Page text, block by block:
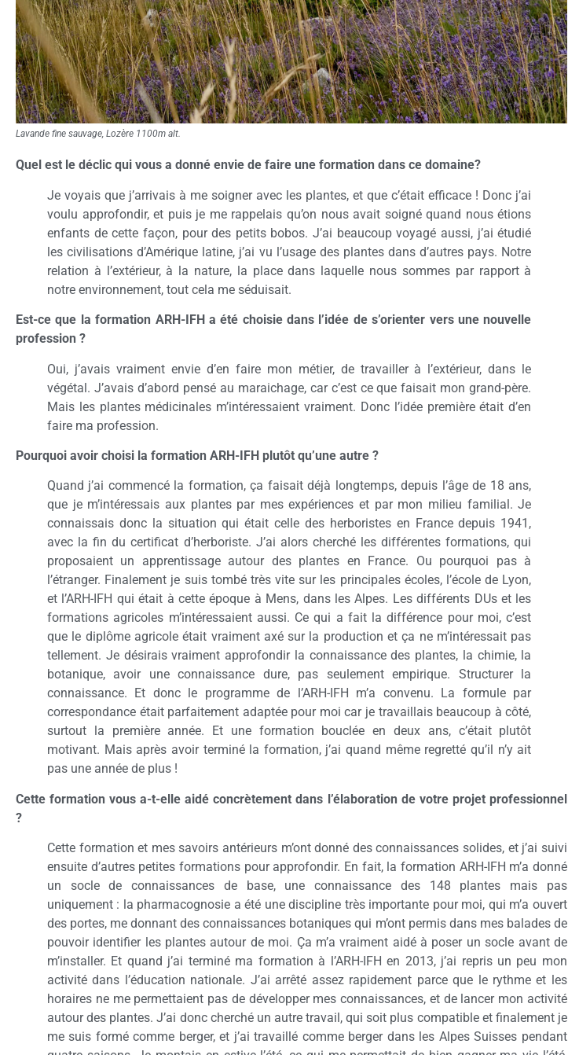
Lavande fine sauvage, Lozère 1100m alt.
Quel est le déclic qui vous a donné envie de faire une formation dans ce domaine?
Je voyais que j’arrivais à me soigner avec les plantes, et que c’était efficace ! Donc j’ai
voulu approfondir, et puis je me rappelais qu’on nous avait soigné quand nous étions
enfants de cette façon, pour des petits bobos. J’ai beaucoup voyagé aussi, j’ai étudié
les civilisations d’Amérique latine, j’ai vu l’usage des plantes dans d’autres pays. Notre
relation à l’extérieur, à la nature, la place dans laquelle nous sommes par rapport à
notre environnement, tout cela me séduisait.
Est-ce que la formation ARH-IFH a été choisie dans l’idée de s’orienter vers une nouvelle
profession ?
Oui, j’avais vraiment envie d’en faire mon métier, de travailler à l’extérieur, dans le
végétal. J’avais d’abord pensé au maraichage, car c’est ce que faisait mon grand-père.
Mais les plantes médicinales m’intéressaient vraiment. Donc l’idée première était d’en
faire ma profession.
Pourquoi avoir choisi la formation ARH-IFH plutôt qu’une autre ?
Quand j’ai commencé la formation, ça faisait déjà longtemps, depuis l’âge de 18 ans,
que je m’intéressais aux plantes par mes expériences et par mon milieu familial. Je
connaissais donc la situation qui était celle des herboristes en France depuis 1941,
avec la fin du certificat d’herboriste. J’ai alors cherché les différentes formations, qui
proposaient un apprentissage autour des plantes en France. Ou pourquoi pas à
l’étranger. Finalement je suis tombé très vite sur les principales écoles, l’école de Lyon,
et l’ARH-IFH qui était à cette époque à Mens, dans les Alpes. Les différents DUs et les
formations agricoles m’intéressaient aussi. Ce qui a fait la différence pour moi, c’est
que le diplôme agricole était vraiment axé sur la production et ça ne m’intéressait pas
tellement. Je désirais vraiment approfondir la connaissance des plantes, la chimie, la
botanique, avoir une connaissance dure, pas seulement empirique. Structurer la
connaissance. Et donc le programme de l’ARH-IFH m’a convenu. La formule par
correspondance était parfaitement adaptée pour moi car je travaillais beaucoup à côté,
surtout la première année. Et une formation bouclée en deux ans, c’était plutôt
motivant. Mais après avoir terminé la formation, j’ai quand même regretté qu’il n’y ait
pas une année de plus !
Cette formation vous a-t-elle aidé concrètement dans l’élaboration de votre projet professionnel
?
Cette formation et mes savoirs antérieurs m’ont donné des connaissances solides, et j’ai suivi
ensuite d’autres petites formations pour approfondir. En fait, la formation ARH-IFH m’a donné
un socle de connaissances de base, une connaissance des 148 plantes mais pas
uniquement : la pharmacognosie a été une discipline très importante pour moi, qui m’a ouvert
des portes, me donnant des connaissances botaniques qui m’ont permis dans mes balades de
pouvoir identifier les plantes autour de moi. Ça m’a vraiment aidé à poser un socle avant de
m’installer. Et quand j’ai terminé ma formation à l’ARH-IFH en 2013, j’ai repris un peu mon
activité dans l’éducation nationale. J’ai arrêté assez rapidement parce que le rythme et les
horaires ne me permettaient pas de développer mes connaissances, et de lancer mon activité
autour des plantes. J’ai donc cherché un autre travail, qui soit plus compatible et finalement je
me suis formé comme berger, et j’ai travaillé comme berger dans les Alpes Suisses pendant